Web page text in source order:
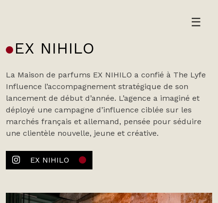
☰
EX NIHILO
La Maison de parfums EX NIHILO a confié à The Lyfe
Influence l’accompagnement stratégique de son
lancement de début d’année. L’agence a imaginé et
déployé une campagne d’influence ciblée sur les
marchés français et allemand, pensée pour séduire
une clientèle nouvelle, jeune et créative.
EX NIHILO